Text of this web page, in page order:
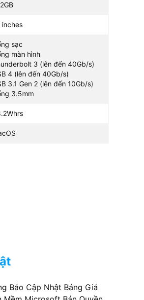
inches
sạc
màn hình
3 (lên đến 40Gb/s)
4 (lên đến 40Gb/s)
3.1 Gen 2 (lên đến 10Gb/s)
3.5mm
Báo Cập Nhật Bảng Giá